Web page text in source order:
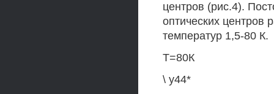
центров (рис.4).
оптических центров
температур 1,5-80 К.
Т=80К
\ у44*